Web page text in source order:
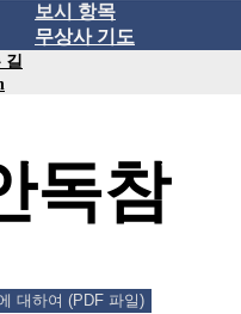
보시 항목
무상사 기도
길
독참
대하여 (PDF 파일)